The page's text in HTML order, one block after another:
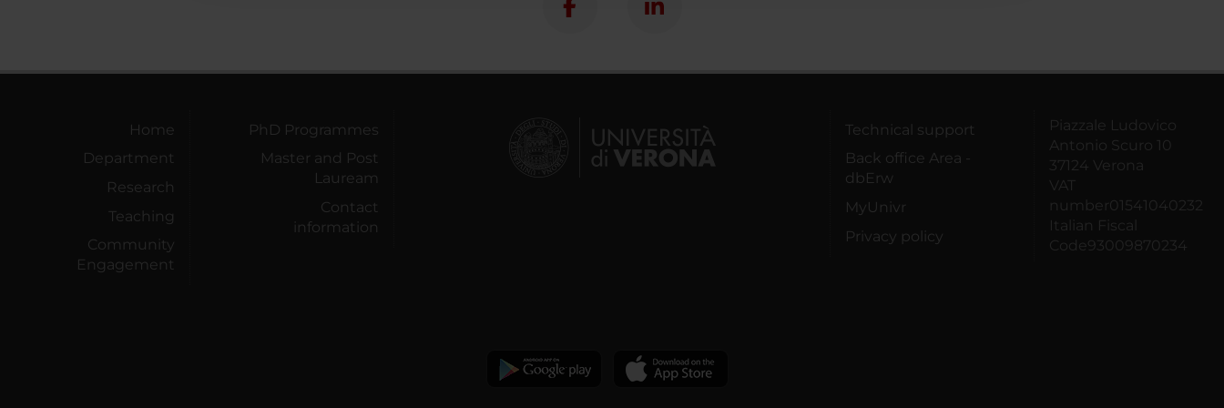
Home
Department
Research
Teaching
Community
Engagement
PhD Programmes
Master and Post
Lauream
Contact
information
Technical support
Back office Area -
dbErw
MyUnivr
Privacy policy
Piazzale Ludovico
Antonio Scuro 10
37124 Verona
VAT
number01541040232
Italian Fiscal
Code93009870234